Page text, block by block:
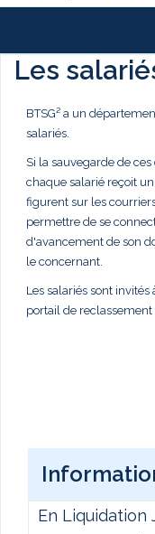
Les
BTSG² a un
salariés.
Si la sauvegarde de
chaque salarié reçoit
figurent sur les
permettre de se
d'avancement de son
le concernant.
Les salariés sont
portail de reclassement
En Liquidation